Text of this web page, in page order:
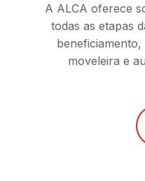
A ALCA oferece
todas as etapas
moveleira e